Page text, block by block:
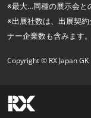
※最大…同種の展示会と
※出展社数は、出展契
ナー企業数も含みます。
Copyright © RX Japan GK